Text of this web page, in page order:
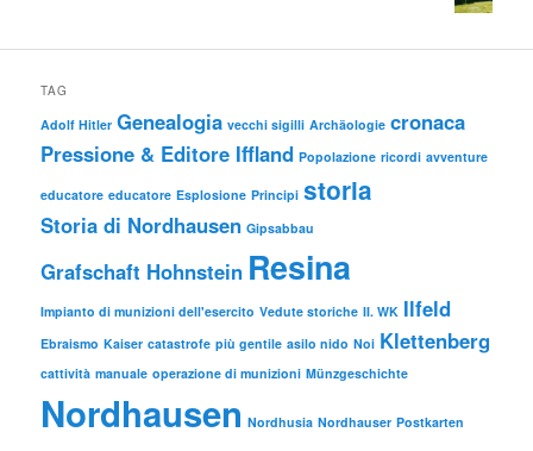
TAG
Adolf Hitler Genealogia vecchi sigilli Archäologie cronaca
Pressione & Editore Iffland Popolazione ricordi avventure
educatore educatore Esplosione Principi storia
Storia di Nordhausen Gipsabbau
Grafschaft Hohnstein Resina
Impianto di munizioni dell'esercito Vedute storiche II. WK Ilfeld
Ebraismo Kaiser catastrofe più gentile asilo nido Noi Klettenberg
cattività manuale operazione di munizioni Münzgeschichte
Nordhausen Nordhusia Nordhauser Postkarten